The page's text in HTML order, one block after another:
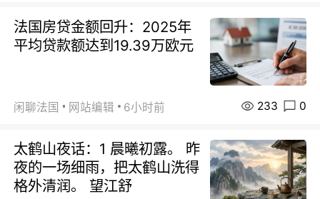
法国房贷金额回升：2025年
平均贷款额达到19.39万欧元
闲聊法国 网站编辑 6小时前 233 0
太鹤山夜话：1 晨曦初露。 昨
夜的一场细雨，把太鹤山洗得
格外清润。 望江舒